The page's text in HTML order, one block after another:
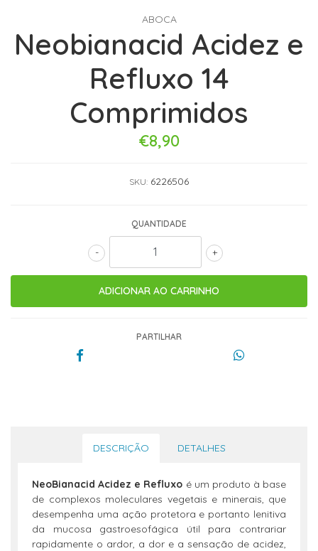
ABOCA
Neobianacid Acidez e
Refluxo 14
Comprimidos
€8,90
SKU: 6226506
QUANTIDADE
+
-
PARTILHAR
DESCRIÇÃO DETALHES
NeoBianacid Acidez e Refluxo é um produto à base
de complexos moleculares vegetais e minerais, que
desempenha uma ação protetora e portanto lenitiva
da mucosa gastroesofágica útil para contrariar
rapidamente o ardor, a dor e a sensação de acidez,